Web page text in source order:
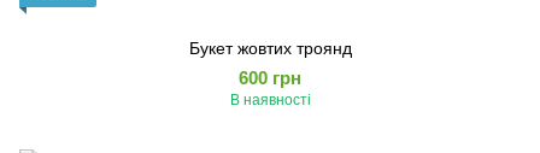
Букет жовтих троянд
600 грн
В наявності